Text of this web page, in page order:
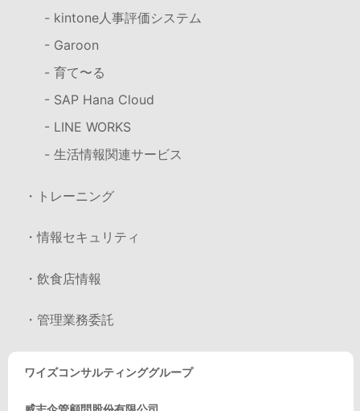
- kintone人事評価システム
- Garoon
- 育て〜る
- SAP Hana Cloud
- LINE WORKS
- 生活情報関連サービス
・トレーニング
・情報セキュリティ
・飲食店情報
・管理業務委託
ワイズコンサルティンググループ